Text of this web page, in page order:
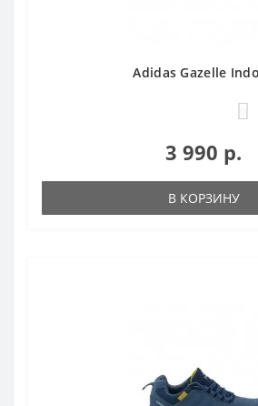
Adidas Gazelle
3 990 р.
В КОРЗИНУ